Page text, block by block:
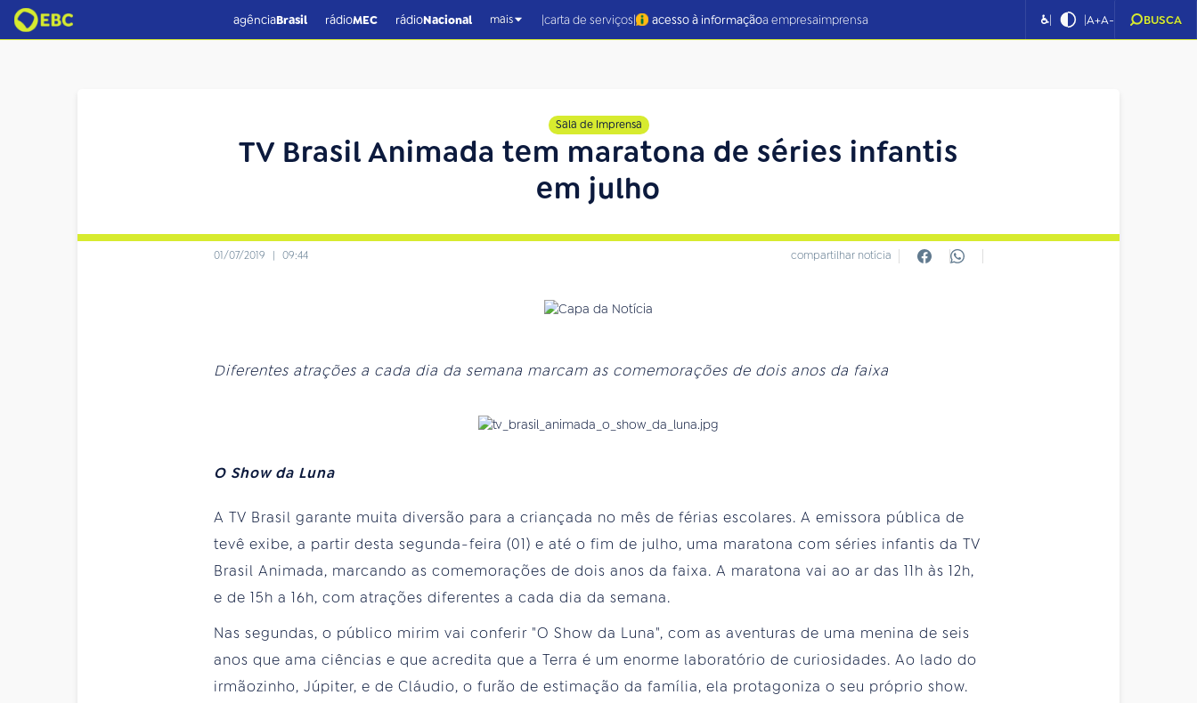
agênciaBrasil rádioMEC rádioNacional mais |carta de serviços| acesso à informaçãoa empresaimprensa ♿| |A+A- BUSCA
Sala de Imprensa
TV Brasil Animada tem maratona de séries infantis
em julho
01/07/2019 | 09:44 compartilhar notícia
Diferentes atrações a cada dia da semana marcam as comemorações de dois anos da faixa
O Show da Luna
A TV Brasil garante muita diversão para a criançada no mês de férias escolares. A emissora pública de
tevê exibe, a partir desta segunda-feira (01) e até o fim de julho, uma maratona com séries infantis da TV
Brasil Animada, marcando as comemorações de dois anos da faixa. A maratona vai ao ar das 11h às 12h,
e de 15h a 16h, com atrações diferentes a cada dia da semana.
Nas segundas, o público mirim vai conferir "O Show da Luna", com as aventuras de uma menina de seis
anos que ama ciências e que acredita que a Terra é um enorme laboratório de curiosidades. Ao lado do
irmãozinho, Júpiter, e de Cláudio, o furão de estimação da família, ela protagoniza o seu próprio show.